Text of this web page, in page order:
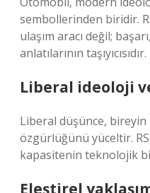
sembollerinden biridir.
ulaşım aracı değil;
anlatılarının taşıyıcısıdır.
Liberal ideoloji
Liberal düşünce, bireyin
özgürlüğünü yüceltir.
kapasitenin teknolojik
Eleştirel